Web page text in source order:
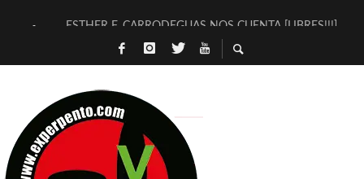
ESTHER F. CARRODEGUAS NOS CUENTA [LIBRES!!!]
[TERRA DE GUAPES] DE SANDRA MONFORT
TIMBRE 4, LA ESCUELA DEL DIRECTOR TEATRAL CLAUDIO
30 AÑOS (NO ES NADA) DE LA KATARSIS DEL TOMATAZO
MILITARES JUDÍAS EN #EXVITA